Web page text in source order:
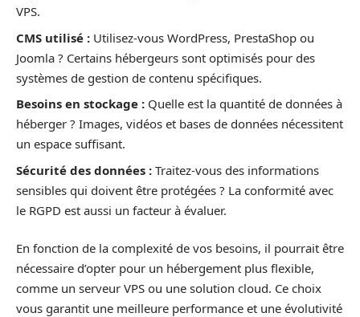
VPS.
CMS utilisé : Utilisez-vous WordPress, PrestaShop ou
Joomla ? Certains hébergeurs sont optimisés pour des
systèmes de gestion de contenu spécifiques.
Besoins en stockage : Quelle est la quantité de données à
héberger ? Images, vidéos et bases de données nécessitent
un espace suffisant.
Sécurité des données : Traitez-vous des informations
sensibles qui doivent être protégées ? La conformité avec
le RGPD est aussi un facteur à évaluer.
En fonction de la complexité de vos besoins, il pourrait être
nécessaire d’opter pour un hébergement plus flexible,
comme un serveur VPS ou une solution cloud. Ce choix
vous garantit une meilleure performance et une évolutivité